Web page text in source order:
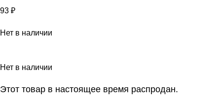
93 ₽
Нет в наличии
Нет в наличии
Этот товар в настоящее время распродан.